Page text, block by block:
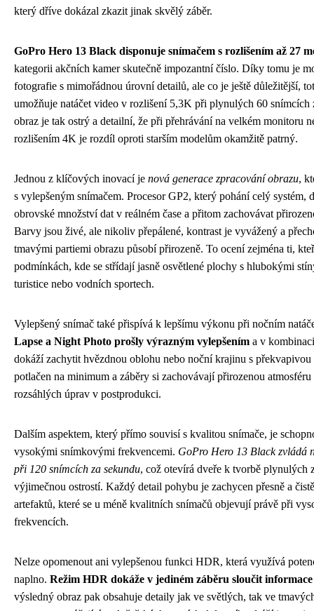
který dříve dokázal zkazit jinak skvělý záběr.
GoPro Hero 13 Black disponuje snímačem s rozlišením až 27
kategorii akčních kamer skutečně impozantní číslo. Díky tomu je
fotografie s mimořádnou úrovní detailů, ale co je ještě důležitější,
umožňuje natáčet video v rozlišení 5,3K při plynulých 60 snímcích
obraz je tak ostrý a detailní, že při přehrávání na velkém monitoru
rozlišením 4K je rozdíl oproti starším modelům okamžitě patrný.
Jednou z klíčových inovací je nová generace zpracování obrazu,
s vylepšeným snímačem. Procesor GP2, který pohání celý systém,
obrovské množství dat v reálném čase a přitom zachovávat
Barvy jsou živé, ale nikoliv přepálené, kontrast je vyvážený a
tmavými partiemi obrazu působí přirozeně. To ocení zejména ti,
podmínkách, kde se střídají jasně osvětlené plochy s hlubokými
turistice nebo vodních sportech.
Vylepšený snímač také přispívá k lepšímu výkonu při nočním
Lapse a Night Photo prošly výrazným vylepšením a v
dokáží zachytit hvězdnou oblohu nebo noční krajinu s
potlačen na minimum a záběry si zachovávají přirozenou atmosféru
rozsáhlých úprav v postprodukci.
Dalším aspektem, který přímo souvisí s kvalitou snímače, je
vysokými snímkovými frekvencemi. GoPro Hero 13 Black zvládá
při 120 snímcích za sekundu, což otevírá dveře k tvorbě plynulých
výjimečnou ostrostí. Každý detail pohybu je zachycen přesně a
artefaktů, které se u méně kvalitních snímačů objevují právě při
frekvencích.
Nelze opomenout ani vylepšenou funkci HDR, která využívá
naplno. Režim HDR dokáže v jediném záběru sloučit
výsledný obraz pak obsahuje detaily jak ve světlých, tak ve